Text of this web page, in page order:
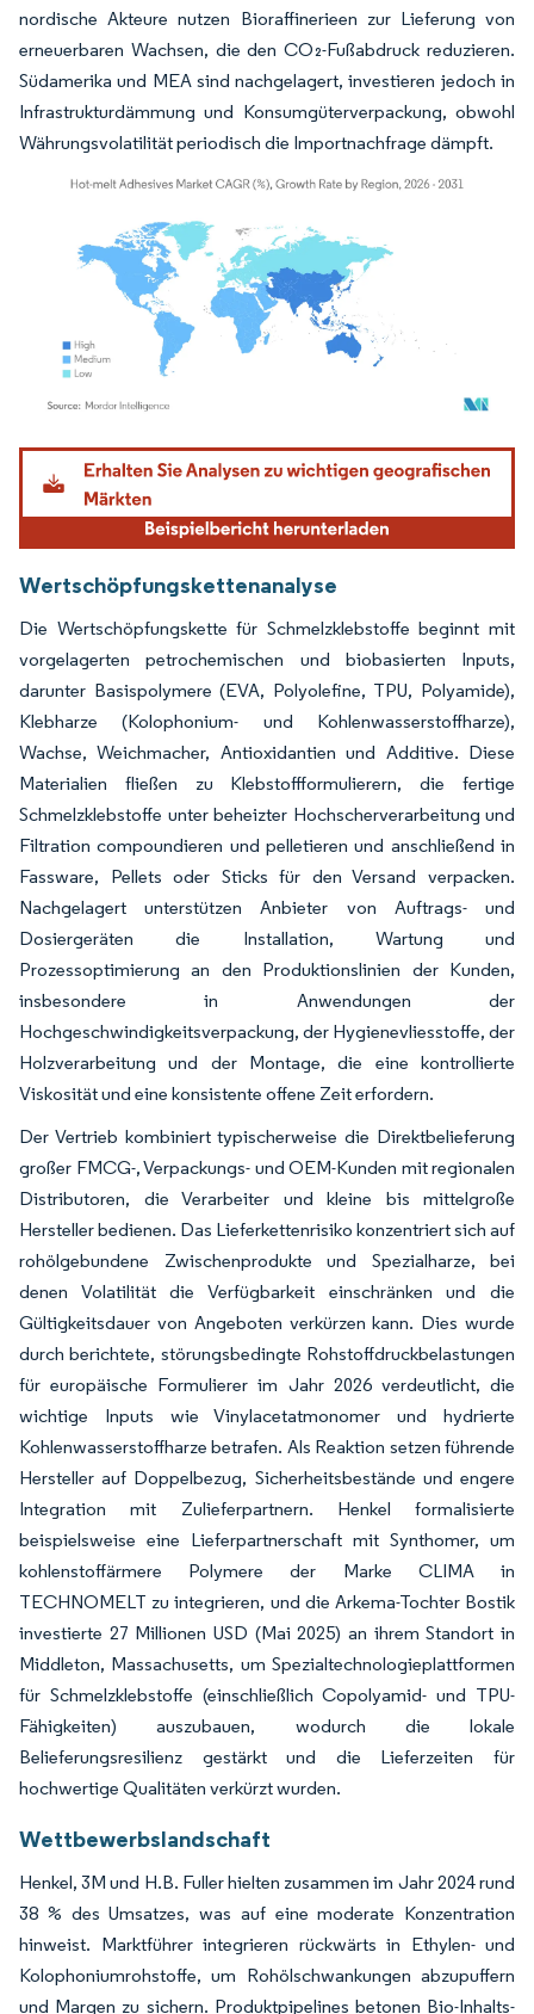
nordische Akteure nutzen Bioraffinerieen zur Lieferung von
erneuerbaren Wachsen, die den CO₂-Fußabdruck reduzieren.
Südamerika und MEA sind nachgelagert, investieren jedoch in
Infrastrukturdämmung und Konsumgüterverpackung, obwohl
Währungsvolatilität periodisch die Importnachfrage dämpft.
Bild © Mordor Intelligence. Wiederverwendung erfordert Namensnennung gemäß
Wertschöpfungskettenanalyse
Die Wertschöpfungskette für Schmelzklebstoffe beginnt mit
vorgelagerten petrochemischen und biobasierten Inputs,
darunter Basispolymere (EVA, Polyolefine, TPU, Polyamide),
Klebharze (Kolophonium- und Kohlenwasserstoffharze),
Wachse, Weichmacher, Antioxidantien und Additive. Diese
Materialien fließen zu Klebstoffformulierern, die fertige
Schmelzklebstoffe unter beheizter Hochscherverarbeitung und
Filtration compoundieren und pelletieren und anschließend in
Fassware, Pellets oder Sticks für den Versand verpacken.
Nachgelagert unterstützen Anbieter von Auftrags- und
Dosiergeräten die Installation, Wartung und
Prozessoptimierung an den Produktionslinien der Kunden,
insbesondere in Anwendungen der
Hochgeschwindigkeitsverpackung, der Hygienevliesstoffe, der
Holzverarbeitung und der Montage, die eine kontrollierte
Viskosität und eine konsistente offene Zeit erfordern.
Der Vertrieb kombiniert typischerweise die Direktbelieferung
großer FMCG-, Verpackungs- und OEM-Kunden mit regionalen
Distributoren, die Verarbeiter und kleine bis mittelgroße
Hersteller bedienen. Das Lieferkettenrisiko konzentriert sich auf
rohölgebundene Zwischenprodukte und Spezialharze, bei
denen Volatilität die Verfügbarkeit einschränken und die
Gültigkeitsdauer von Angeboten verkürzen kann. Dies wurde
durch berichtete, störungsbedingte Rohstoffdruckbelastungen
für europäische Formulierer im Jahr 2026 verdeutlicht, die
wichtige Inputs wie Vinylacetatmonomer und hydrierte
Kohlenwasserstoffharze betrafen. Als Reaktion setzen führende
Hersteller auf Doppelbezug, Sicherheitsbestände und engere
Integration mit Zulieferpartnern. Henkel formalisierte
beispielsweise eine Lieferpartnerschaft mit Synthomer, um
kohlenstoffärmere Polymere der Marke CLIMA in
TECHNOMELT zu integrieren, und die Arkema-Tochter Bostik
investierte 27 Millionen USD (Mai 2025) an ihrem Standort in
Middleton, Massachusetts, um Spezialtechnologieplattformen
für Schmelzklebstoffe (einschließlich Copolyamid- und TPU-
Fähigkeiten) auszubauen, wodurch die lokale
Belieferungsresilienz gestärkt und die Lieferzeiten für
hochwertige Qualitäten verkürzt wurden.
Wettbewerbslandschaft
Henkel, 3M und H.B. Fuller hielten zusammen im Jahr 2024 rund
38 % des Umsatzes, was auf eine moderate Konzentration
hinweist. Marktführer integrieren rückwärts in Ethylen- und
Kolophoniumrohstoffe, um Rohölschwankungen abzupuffern
und Margen zu sichern. Produktpipelines betonen Bio-Inhalts-